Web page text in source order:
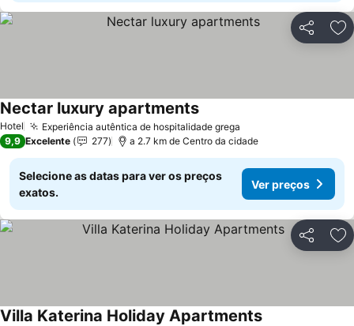
Partilhar
Hotel Experiência autêntica de hospitalidade grega
Nectar luxury apartments
9,9 Excelente 277 a 2.7 km de Centro da cidade
Selecione as datas para ver os preços
exatos.
Ver preços
Partilhar
Villa Katerina Holiday Apartments